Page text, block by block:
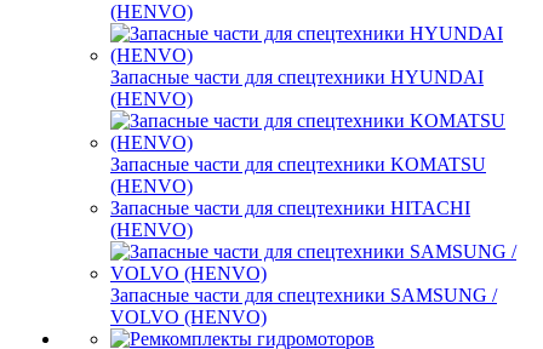
(HENVO)
Запасные части для спецтехники HYUNDAI
(HENVO)
Запасные части для спецтехники KOMATSU
(HENVO)
Запасные части для спецтехники HITACHI
(HENVO)
Запасные части для спецтехники SAMSUNG /
VOLVO (HENVO)